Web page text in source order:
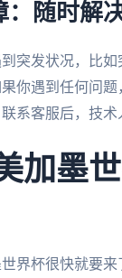
：随时解
突发状况，比如
你遇到任何问
系客服后，技
加墨
世界杯很快就要